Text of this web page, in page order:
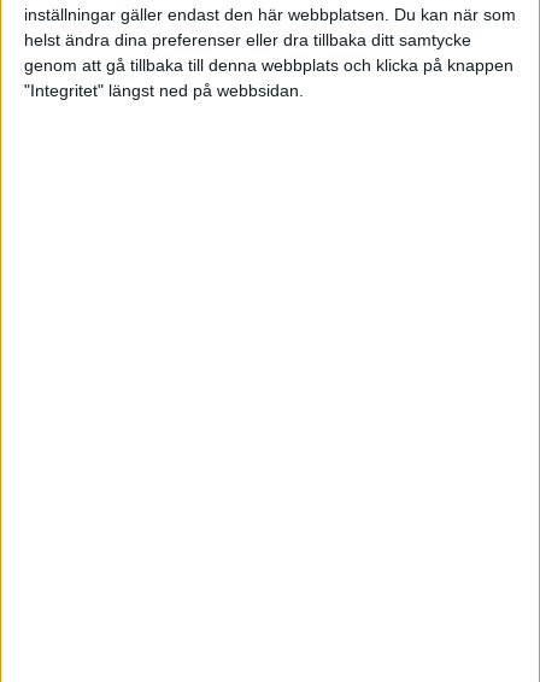
inställningar gäller endast den här webbplatsen. Du kan när som
helst ändra dina preferenser eller dra tillbaka ditt samtycke
genom att gå tillbaka till denna webbplats och klicka på knappen
"Integritet" längst ned på webbsidan.